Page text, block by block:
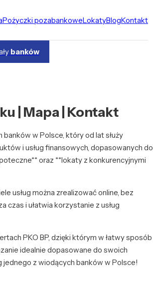
Pożyczki pozabankoweLokatyBlogKontakt
banków
| Mapa | Kontakt
banków w Polsce, który od lat służy
i usług finansowych, dopasowanych do
oraz **lokaty z konkurencyjnymi
usług można zrealizować online, bez
i ułatwia korzystanie z usług
PKO BP, dzięki którym w łatwy sposób
idealnie dopasowane do swoich
jednego z wiodących banków w Polsce!